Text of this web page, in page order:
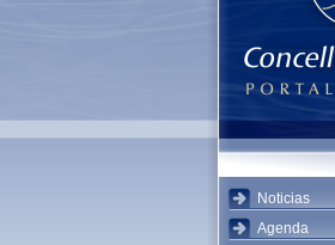
Noticias
Agenda